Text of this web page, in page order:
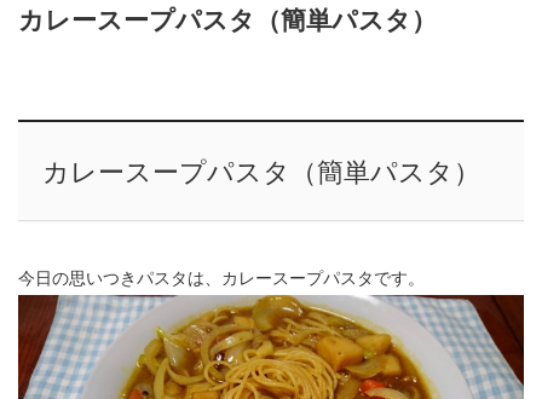
カレースープパスタ（簡単パスタ）
カレースープパスタ（簡単パスタ）
今日の思いつきパスタは、カレースープパスタです。